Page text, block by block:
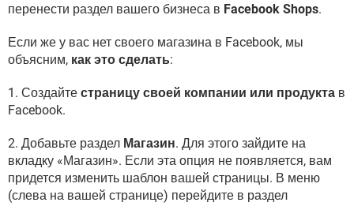
перенести раздел вашего бизнеса в Facebook Shops.
Если же у вас нет своего магазина в Facebook, мы
объясним, как это сделать:
1. Создайте страницу своей компании или продукта в
Facebook.
2. Добавьте раздел Магазин. Для этого зайдите на
вкладку «Магазин». Если эта опция не появляется, вам
придется изменить шаблон вашей страницы. В меню
(слева на вашей странице) перейдите в раздел